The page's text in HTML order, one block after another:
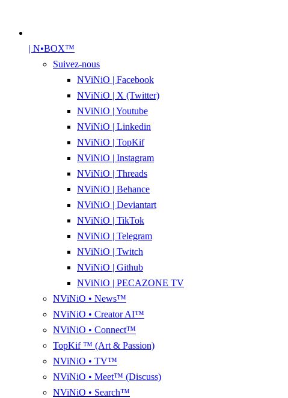
| N•BOX™
Suivez-nous
NViNiO | Facebook
NViNiO | X (Twitter)
NViNiO | Youtube
NViNiO | Linkedin
NViNiO | TopKif
NViNiO | Instagram
NViNiO | Threads
NViNiO | Behance
NViNiO | Deviantart
NViNiO | TikTok
NViNiO | Telegram
NViNiO | Twitch
NViNiO | Github
NViNiO | PECAZONE TV
NViNiO • News™
NViNiO • Creator AI™
NViNiO • Connect™
TopKif ™ (Art & Passion)
NViNiO • TV™
NViNiO • Meet™ (Discuss)
NViNiO • Search™